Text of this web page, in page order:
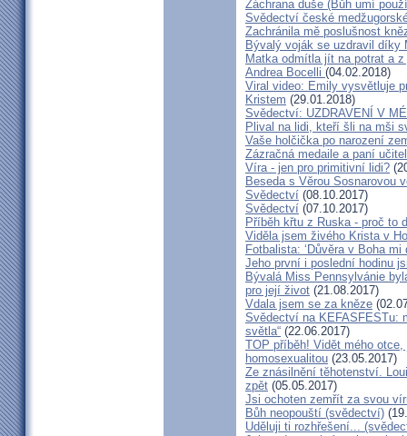
Záchrana duše (Bůh umí
Svědectví české
Zachránila mě poslušnost
Bývalý voják se uzdravil díky
Matka odmítla jít na potrat a
Andrea Bocelli (04.02.2018)
Viral video: Emily vysvětluje
Kristem (29.01.2018)
Svědectví: UZDRAVENÍ V
Plival na lidi, kteří šli na mši
Vaše holčička po narození
Zázračná medaile a paní
Víra - jen pro primitivní lidi?
Beseda s Věrou Sosnarovou
Svědectví (08.10.2017)
Svědectví (07.10.2017)
Příběh křtu z Ruska - proč to
Viděla jsem živého Krista v
Fotbalista: ‘Důvěra v Boha mi
Jeho první i poslední hodinu
Bývalá Miss Pennsylvánie
pro její život (21.08.2017)
Vdala jsem se za kněze
Svědectví na KEFASFESTu:
světla“ (22.06.2017)
TOP příběh! Vidět mého
homosexualitou (23.05.2017)
Ze znásilnění těhotenství.
zpět (05.05.2017)
Jsi ochoten zemřít za svou
Bůh neopouští (svědectví)
Uděluji ti rozhřešení...